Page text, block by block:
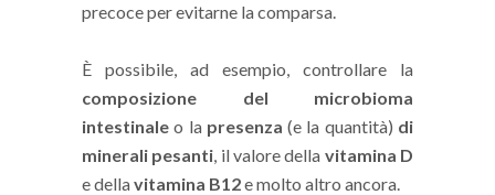
precoce per evitarne la comparsa.
È possibile, ad esempio, controllare la
composizione del microbioma
intestinale o la presenza (e la quantità) di
minerali pesanti, il valore della vitamina D
e dellavitamina B12e molto altro ancora.